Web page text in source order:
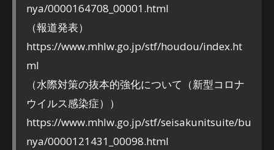
nya/0000164708_00001.html
（報道発表）
https://www.mhlw.go.jp/stf/houdou/index.ht
ml
（水際対策の抜本的強化について（新型コロナ
ウイルス感染症））
https://www.mhlw.go.jp/stf/seisakunitsuite/bu
nya/0000121431_00098.html